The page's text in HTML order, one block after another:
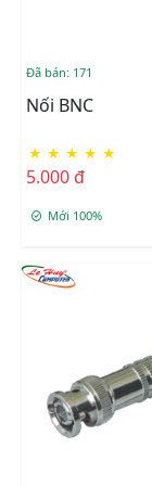
Đã bán: 171
Nối BNC
★ ★ ★ ★ ★
5.000 đ
Mới 100%